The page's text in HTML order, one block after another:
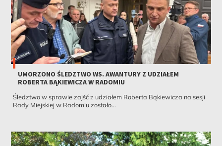
UMORZONO ŚLEDZTWO WS. AWANTURY Z UDZIAŁEM
ROBERTA BĄKIEWICZA W RADOMIU
Śledztwo w sprawie zajść z udziałem Roberta Bąkiewicza na sesji
Rady Miejskiej w Radomiu zostało...